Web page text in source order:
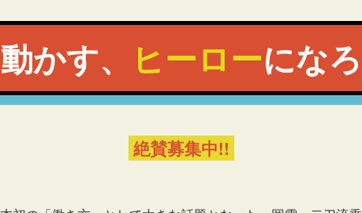
かす、 ヒーローにな
絶賛募集中!!